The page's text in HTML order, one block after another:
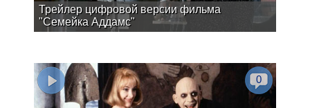
Трейлер цифровой версии фильма
"Семейка Аддамс"
0